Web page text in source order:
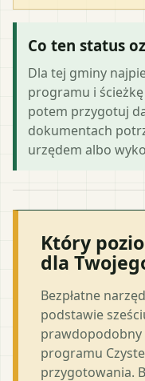
Co ten status
Dla tej gminy
programu i
potem przygotuj
dokumentach
urzędem albo
Który
dla
Bezpłatne
podstawie
programu
przygotowania.